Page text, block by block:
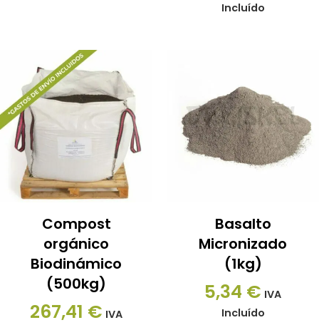
Incluído
Compost
orgánico
Biodinámico
(500kg)
267,41 € IVA
Basalto
Micronizado
(1kg)
5,34 € IVA
Incluído